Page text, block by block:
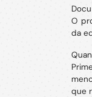
O
da
que